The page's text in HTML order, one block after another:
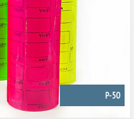
P-50